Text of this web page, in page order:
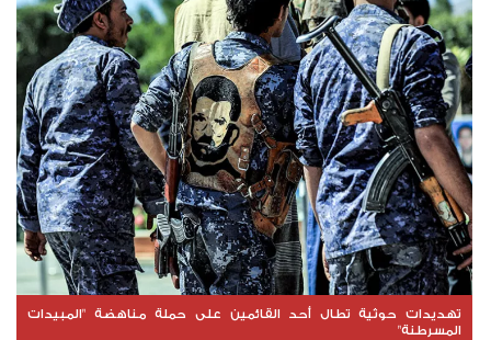
تهديدات حوثية تطال أحد القائمين على حملة مناهضة "المبيدات
المسرطنة"